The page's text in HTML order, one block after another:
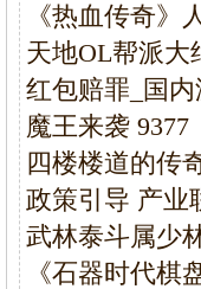
《热血传奇
天地OL帮派
红包赔罪_国
魔王来袭
四楼楼道的传
政策引导 产
武林泰斗属少
《石器时代